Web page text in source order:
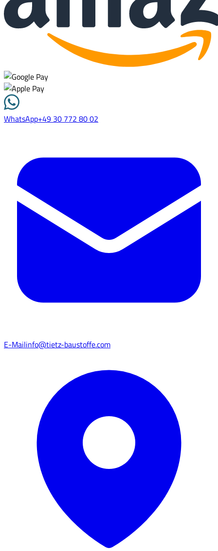
WhatsApp+49 30 772 80 02
E-Mailinfo@tietz-baustoffe.com